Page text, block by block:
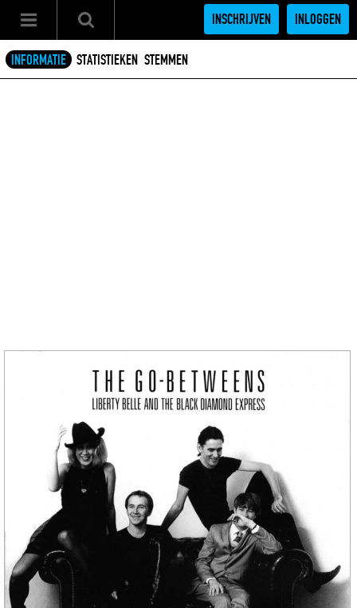
INSCHRIJVEN INLOGGEN
INFORMATIE STATISTIEKEN STEMMEN